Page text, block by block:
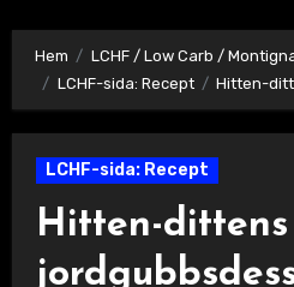
Hem
LCHF / Low Carb /
LCHF-sida: Recept
Hitten-
LCHF-sida: Recept
Hitten-dittens